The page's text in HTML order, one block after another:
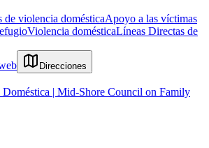
violencia domésticaApoyo a las víctimas
Violencia domésticaLíneas Directas de
Direcciones
| Mid-Shore Council on Family